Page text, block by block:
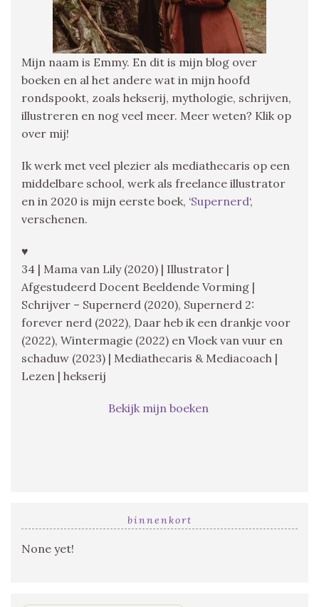
Mijn naam is Emmy. En dit is mijn blog over
boeken en al het andere wat in mijn hoofd
rondspookt, zoals hekserij, mythologie, schrijven,
illustreren en nog veel meer. Meer weten? Klik op
over mij!
Ik werk met veel plezier als mediathecaris op een
middelbare school, werk als freelance illustrator
en in 2020 is mijn eerste boek, ‘Supernerd‘,
verschenen.
♥
34 | Mama van Lily (2020) | Illustrator |
Afgestudeerd Docent Beeldende Vorming |
Schrijver – Supernerd (2020), Supernerd 2:
forever nerd (2022), Daar heb ik een drankje voor
(2022), Wintermagie (2022) en Vloek van vuur en
schaduw (2023) | Mediathecaris & Mediacoach |
Lezen | hekserij
Bekijk mijn boeken
binnenkort
None yet!